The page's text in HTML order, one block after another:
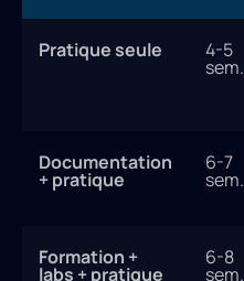
Pratique seule 4-5
sem.
Documentation
+ pratique
6-7
sem.
Formation +
labs + pratique
6-8
sem.